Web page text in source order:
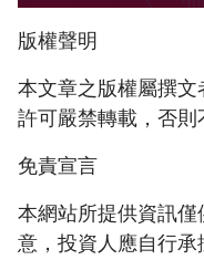
版權聲明
本文章之版權屬撰
許可嚴禁轉載，否則
免責宣言
本網站所提供資訊
意，投資人應自行承